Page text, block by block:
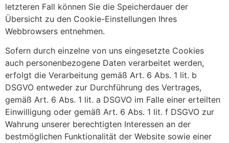
letzteren Fall können Sie die Speicherdauer der
Übersicht zu den Cookie-Einstellungen Ihres
Webbrowsers entnehmen.
Sofern durch einzelne von uns eingesetzte Cookies
auch personenbezogene Daten verarbeitet werden,
erfolgt die Verarbeitung gemäß Art. 6 Abs. 1 lit. b
DSGVO entweder zur Durchführung des Vertrages,
gemäß Art. 6 Abs. 1 lit. a DSGVO im Falle einer erteilten
Einwilligung oder gemäß Art. 6 Abs. 1 lit. f DSGVO zur
Wahrung unserer berechtigten Interessen an der
bestmöglichen Funktionalität der Website sowie einer